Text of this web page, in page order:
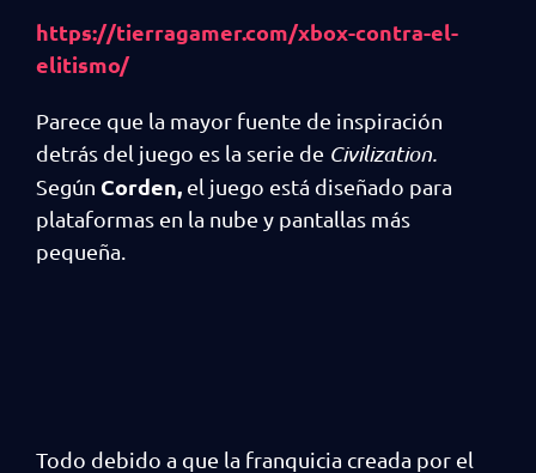
https://tierragamer.com/xbox-contra-el-
elitismo/
Parece que la mayor fuente de inspiración
detrás del juego es la serie de Civilization.
Según Corden, el juego está diseñado para
plataformas en la nube y pantallas más
pequeña.
Todo debido a que la franquicia creada por el